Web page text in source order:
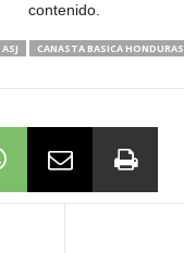
contenido.
ASJ
CANASTA BASICA HONDURAS